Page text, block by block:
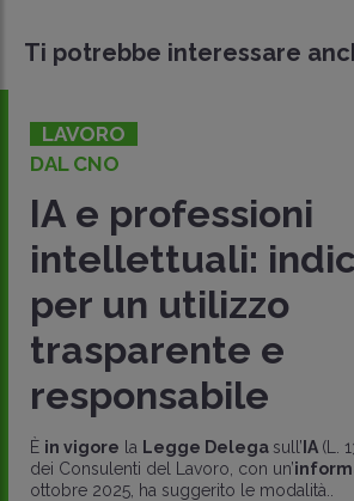
Ti potrebbe interessare
LAVORO
DAL CNO
IA e professioni
intellettuali:
per un utilizzo
trasparente e
responsabile
È in vigore la Legge Delega sull’ IA (L.
dei Consulenti del Lavoro, con un’
ottobre 2025, ha suggerito le modalità..